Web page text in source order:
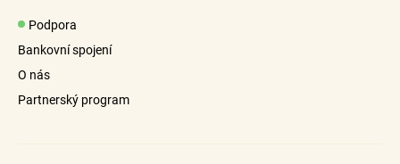
Podpora
Bankovní spojení
O nás
Partnerský program